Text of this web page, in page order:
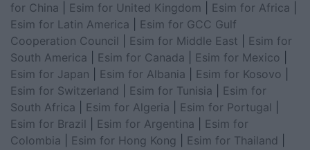
for China
Esim for United Kingdom Esim for Africa
Esim for Latin America
Esim for GCC Gulf
Cooperation Council
Esim for Middle East
Esim for
South America
Esim for Canada Esim for Mexico
Esim for Japan
Esim for Albania Esim for Kosovo
Esim for Switzerland
Esim for Tunisia
Esim for
South Africa
Esim for Algeria Esim for Portugal
Esim for Brazil
Esim for Argentina
Esim for
Colombia
Esim for Hong Kong Esim for Thailand